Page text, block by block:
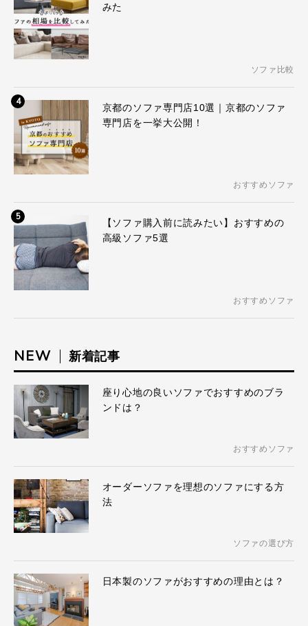
みた
ソファ比較
4
京都のソファ専門店10選｜京都のソファ
専門店を一挙大公開！
おすすめソファ
5
【ソファ購入前に読みたい】おすすめの
高級ソファ5選
おすすめソファ
NEW 新着記事
座り心地の良いソファでおすすめのブラ
ンドは？
おすすめソファ
オーダーソファを理想のソファにする方
法
ソファの選び方
日本製のソファがおすすめの理由とは？